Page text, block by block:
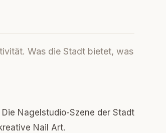
Was die Stadt bietet, was
Nagelstudio-Szene der Stadt
Nail Art.